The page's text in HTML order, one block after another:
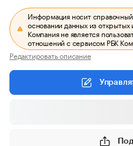
Информация носит
основании данных из открытых
Компания не является
отношений с сервисом РБК
Редактировать описание